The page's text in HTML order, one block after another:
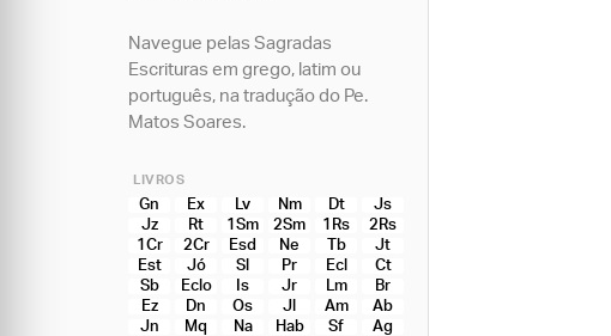
Navegue pelas Sagradas
Escrituras em grego, latim ou
português, na tradução do Pe.
Matos Soares.
LIVROS
Gn Ex Lv Nm Dt
Js
Jz
Rt 1Sm 2Sm 1Rs
2Rs
1Cr
2Cr Esd Ne Tb
Jt
Est
Jó Sl Pr Ecl
Ct
Sb
Eclo Is Jr Lm
Br
Ez
Dn Os Jl Am
Ab
Jn
Mq Na Hab Sf
Ag